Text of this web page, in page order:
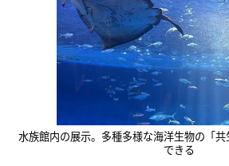
水族館内の展示。多種多様な海洋生物の「
できる